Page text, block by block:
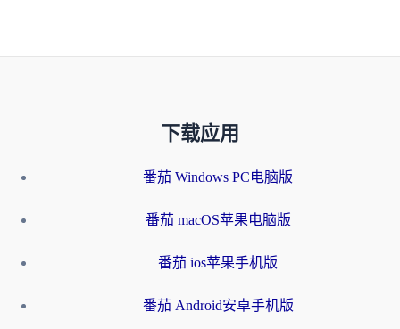
下载应用
番茄 Windows PC电脑版
番茄 macOS苹果电脑版
番茄 ios苹果手机版
番茄 Android安卓手机版